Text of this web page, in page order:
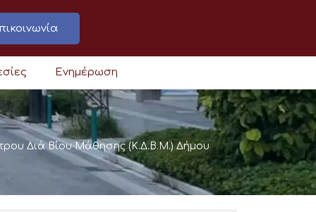
Ενημέρωση
Διά Βίου Μάθησης (Κ.Δ.Β.Μ.) Δήμου